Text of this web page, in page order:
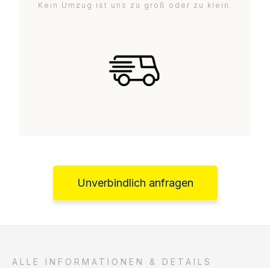
Kein Umzug ist uns zu groß oder zu klein.
Unverbindlich anfragen
ALLE INFORMATIONEN & DETAILS